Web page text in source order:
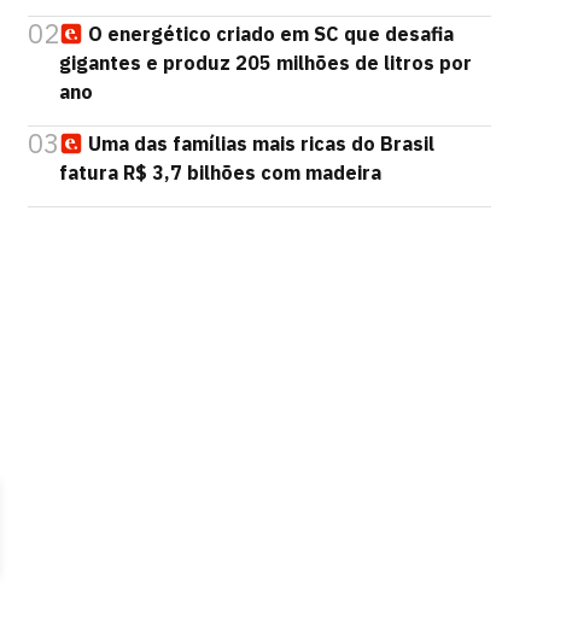
02
O energético criado em SC que desafia
gigantes e produz 205 milhões de litros por
ano
03
Uma das famílias mais ricas do Brasil
fatura R$ 3,7 bilhões com madeira